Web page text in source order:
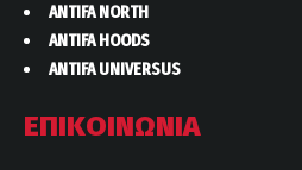
ANTIFA NORTH
ANTIFA HOODS
ANTIFA UNIVERSUS
ΕΠΙΚΟΙΝΩΝΙΑ